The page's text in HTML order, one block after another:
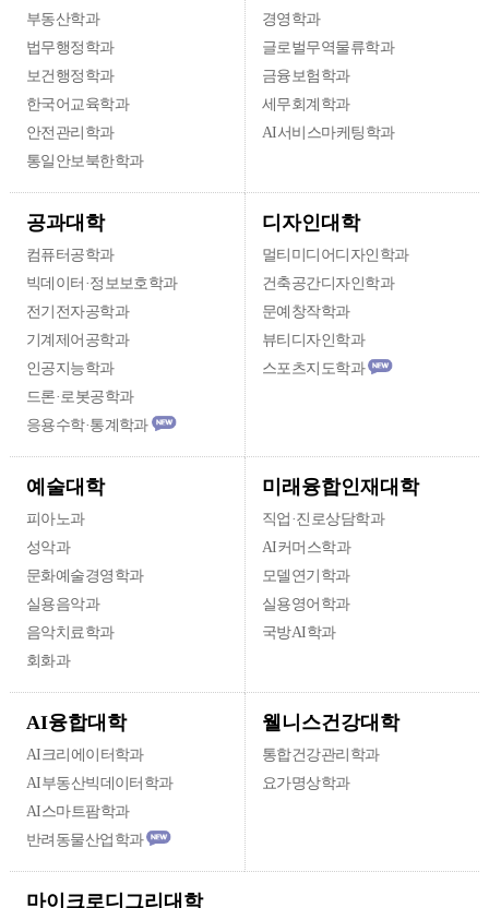
부동산학과
법무행정학과
보건행정학과
한국어교육학과
안전관리학과
통일안보북한학과
경영학과
글로벌무역물류학과
금융보험학과
세무회계학과
AI서비스마케팅학과
공과대학
컴퓨터공학과
빅데이터·정보보호학과
전기전자공학과
기계제어공학과
인공지능학과
드론·로봇공학과
응용수학·통계학과
디자인대학
멀티미디어디자인학과
건축공간디자인학과
문예창작학과
뷰티디자인학과
스포츠지도학과
예술대학
피아노과
성악과
문화예술경영학과
실용음악과
음악치료학과
회화과
미래융합인재대학
직업·진로상담학과
AI커머스학과
모델연기학과
실용영어학과
국방AI학과
AI융합대학
AI크리에이터학과
AI부동산빅데이터학과
AI스마트팜학과
반려동물산업학과
웰니스건강대학
통합건강관리학과
요가명상학과
마이크로디그리대학